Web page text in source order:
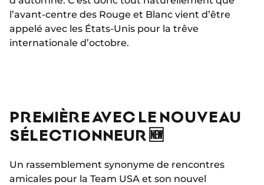
l’avant-centre des Rouge et Blanc vient d’être
appelé avec les États-Unis pour la trêve
internationale d’octobre.
PREMIÈRE AVEC LE NOUVEAU
SÉLECTIONNEUR 🆕
Un rassemblement synonyme de rencontres
amicales pour la Team USA et son nouvel